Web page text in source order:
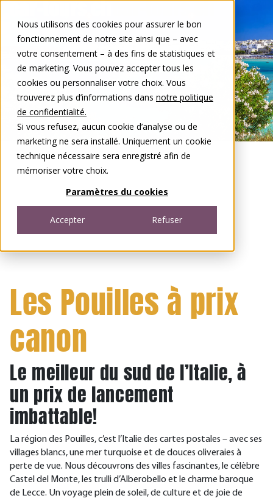
Nous utilisons des cookies pour assurer le bon
fonctionnement de notre site ainsi que – avec
votre consentement – à des fins de statistiques et
de marketing. Vous pouvez accepter tous les
cookies ou personnaliser votre choix. Vous
trouverez plus d’informations dans notre politique
de confidentialité.
Si vous refusez, aucun cookie d’analyse ou de
marketing ne sera installé. Uniquement un cookie
technique nécessaire sera enregistré afin de
mémoriser votre choix.
Paramètres du cookies
Accepter Refuser
DEFR
Open menu
Les Pouilles à prix
canon
Le meilleur du sud de l’Italie, à
un prix de lancement
imbattable!
La région des Pouilles, c’est l’Italie des cartes postales – avec ses
villages blancs, une mer turquoise et de douces oliveraies à
perte de vue. Nous découvrons des villes fascinantes, le célèbre
Castel del Monte, les trulli d’Alberobello et le charme baroque
de Lecce. Un voyage plein de soleil, de culture et de joie de